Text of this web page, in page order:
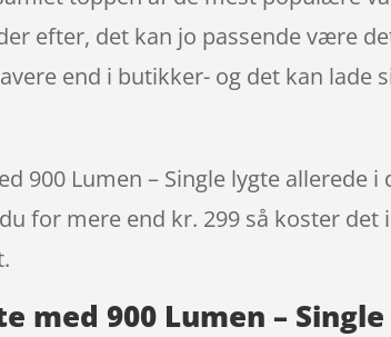
efter, det kan jo passende være
end i butikker- og det kan lade
900 Lumen – Single lygte allerede
for mere end kr. 299 så koster
med 900 Lumen –